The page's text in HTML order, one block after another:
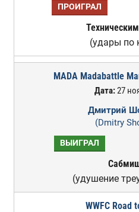
ПРОИГРАЛ
(удары по
MADA Madabattle
Дата:27
Дмитрий
(Dmitry
ВЫИГРАЛ
(удушение
WWFC Road